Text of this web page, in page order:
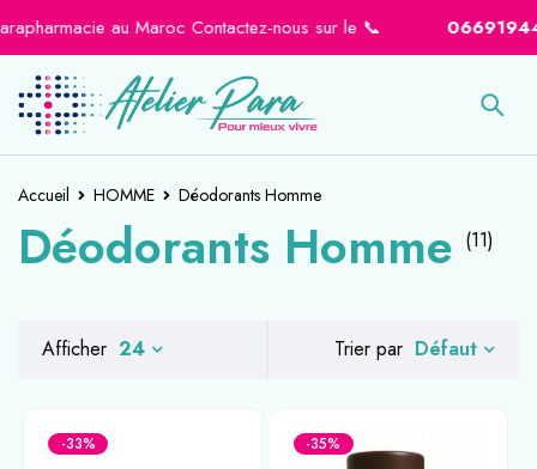
au Maroc Contactez-nous sur le 📞 0669194441
Accueil HOMME Déodorants Homme
Déodorants Homme (11)
Trier par Défaut
Afficher 24
-33% -35%